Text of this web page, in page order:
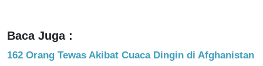
Baca Juga :
162 Orang Tewas Akibat Cuaca Dingin di Afghanistan